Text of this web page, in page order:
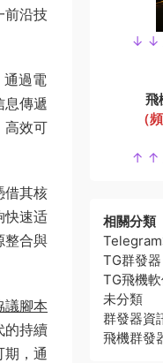
前沿技
通過電
息傳遞
高效可
借其核
快速适
整合與
議腳本
的持續
，通
↓ ↓
飛
（
↑ ↑
相關分類
TG群發器
TG飛機
未分類
群發器資
飛機群發